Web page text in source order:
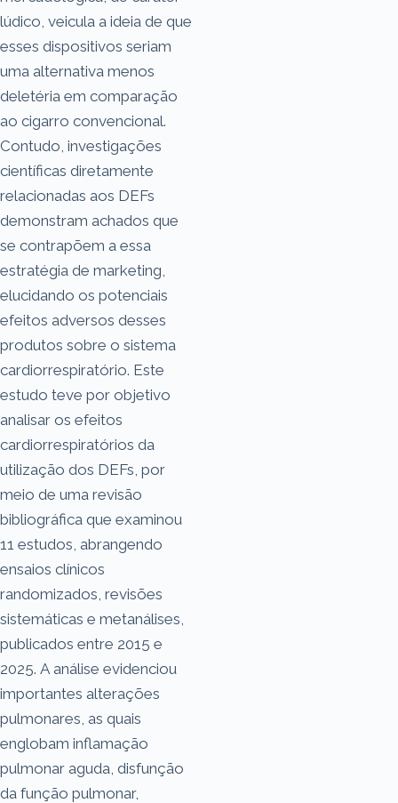
lúdico, veicula a ideia de que
esses dispositivos seriam
uma alternativa menos
deletéria em comparação
ao cigarro convencional.
Contudo, investigações
científicas diretamente
relacionadas aos DEFs
demonstram achados que
se contrapõem a essa
estratégia de marketing,
elucidando os potenciais
efeitos adversos desses
produtos sobre o sistema
cardiorrespiratório. Este
estudo teve por objetivo
analisar os efeitos
cardiorrespiratórios da
utilização dos DEFs, por
meio de uma revisão
bibliográfica que examinou
11 estudos, abrangendo
ensaios clínicos
randomizados, revisões
sistemáticas e metanálises,
publicados entre 2015 e
2025. A análise evidenciou
importantes alterações
pulmonares, as quais
englobam inflamação
pulmonar aguda, disfunção
da função pulmonar,